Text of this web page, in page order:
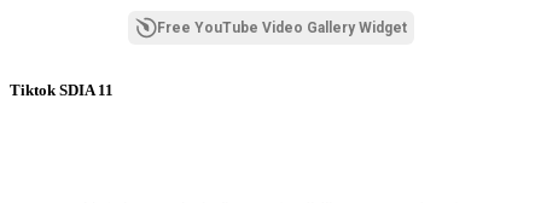
mencetak pemimpin-
bertanggung jawab,
Free YouTube Video Gallery Widget
Tiktok SDIA 11